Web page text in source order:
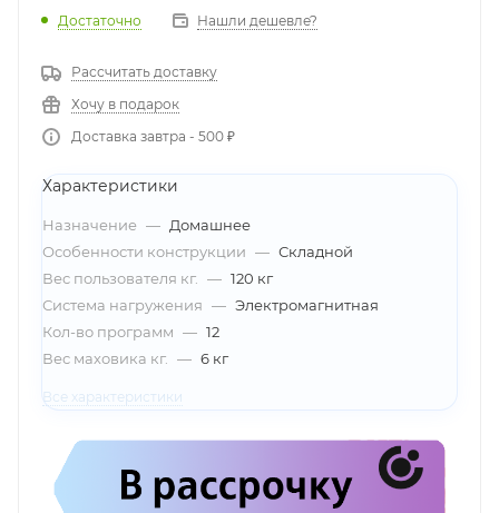
Достаточно Нашли дешевле?
Рассчитать доставку
Хочу в подарок
Доставка завтра - 500 ₽
Характеристики
Назначение — Домашнее
Особенности конструкции — Складной
Вес пользователя кг.
— 120 кг
Система нагружения — Электромагнитная
Кол-во программ — 12
Вес маховика кг.
— 6 кг
Все характеристики